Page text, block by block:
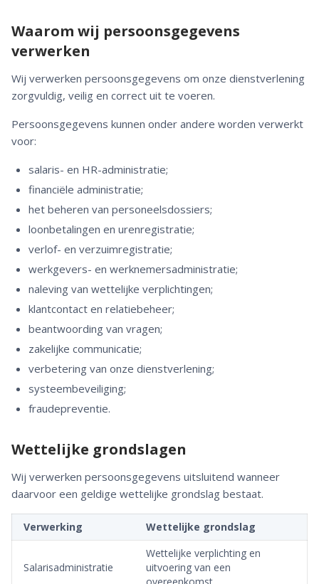
Waarom wij persoonsgegevens
verwerken
Wij verwerken persoonsgegevens om onze dienstverlening
zorgvuldig, veilig en correct uit te voeren.
Persoonsgegevens kunnen onder andere worden verwerkt
voor:
salaris- en HR-administratie;
financiële administratie;
het beheren van personeelsdossiers;
loonbetalingen en urenregistratie;
verlof- en verzuimregistratie;
werkgevers- en werknemersadministratie;
naleving van wettelijke verplichtingen;
klantcontact en relatiebeheer;
beantwoording van vragen;
zakelijke communicatie;
verbetering van onze dienstverlening;
systeembeveiliging;
fraudepreventie.
Wettelijke grondslagen
Wij verwerken persoonsgegevens uitsluitend wanneer
daarvoor een geldige wettelijke grondslag bestaat.
Verwerking Wettelijke grondslag
Salarisadministratie
Wettelijke verplichting en
uitvoering van een